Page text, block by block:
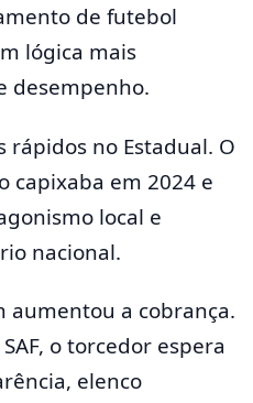
de futebol
lógica mais
desempenho.
rápidos no Estadual. O
capixaba em 2024 e
local e
nacional.
aumentou a cobrança.
o torcedor espera
elenco